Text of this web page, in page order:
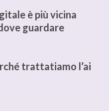
è più vicina
guardare
trattatiamo l’ai